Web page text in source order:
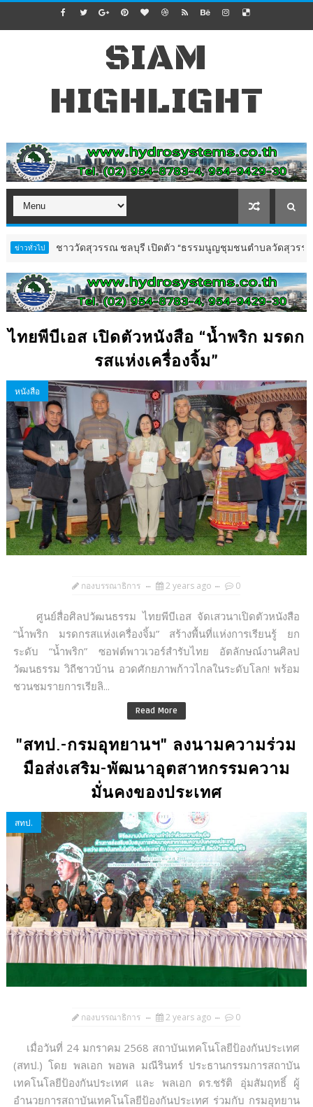
SIAM
HIGHLIGHT
ววัดสุวรรณ ชลบุรี เปิดตัว “ธรรมนูญชุมชนตำบลวัดสุวรรณ” การศึกษา
ไทยพีบีเอส เปิดตัวหนังสือ “น้ำพริก มรดก
รสแห่งเครื่องจิ้ม”
หนังสือ
กองบรรณาธิการ 2 years ago 0
ศูนย์สื่อศิลปวัฒนธรรม ไทยพีบีเอส จัดเสวนาเปิดตัวหนังสือ
“น้ำพริก มรดกรสแห่งเครื่องจิ้ม” สร้างพื้นที่แห่งการเรียนรู้ ยก
ระดับ “น้ำพริก” ซอฟต์พาวเวอร์สำรับไทย อัตลักษณ์งานศิลป
วัฒนธรรม วิถีชาวบ้าน อวดศักยภาพก้าวไกลในระดับโลก! พร้อม
ชวนชมรายการเรียลิ...
Read More
"สทป.-กรมอุทยานฯ" ลงนามความร่วม
มือส่งเสริม-พัฒนาอุตสาหกรรมความ
มั่นคงของประเทศ
สทป.
กองบรรณาธิการ 2 years ago 0
เมื่อวันที่ 24 มกราคม 2568 สถาบันเทคโนโลยีป้องกันประเทศ
(สทป.) โดย พลเอก พอพล มณีรินทร์ ประธานกรรมการสถาบัน
เทคโนโลยีป้องกันประเทศ และ พลเอก ดร.ชรัติ อุ่มสัมฤทธิ์ ผู้
อำนวยการสถาบันเทคโนโลยีป้องกันประเทศ ร่วมกับ กรมอุทยาน